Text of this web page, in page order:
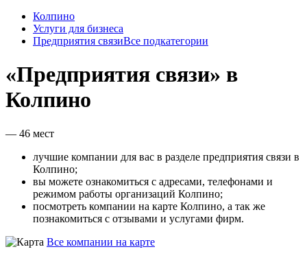
Колпино
Услуги для бизнеса
Предприятия связиВсе подкатегории
«Предприятия связи» в
Колпино
— 46 мест
лучшие компании для вас в разделе предприятия связи в
Колпино;
вы можете ознакомиться с адресами, телефонами и
режимом работы организаций Колпино;
посмотреть компании на карте Колпино, а так же
познакомиться с отзывами и услугами фирм.
Все компании на карте